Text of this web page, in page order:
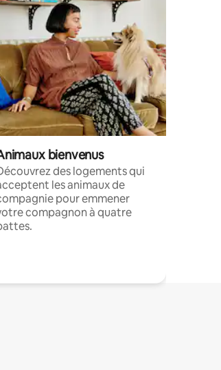
bienvenus
des logements qui
les animaux de
pour emmener
compagnon à quatre